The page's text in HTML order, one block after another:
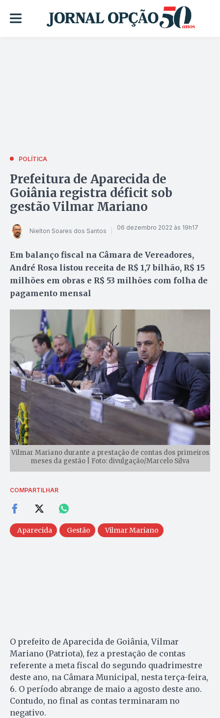
POLÍTICA
Prefeitura de Aparecida de
Goiânia registra déficit sob
gestão Vilmar Mariano
Nielton Soares dos Santos 06 dezembro 2022 às 19h17
Em balanço fiscal na Câmara de Vereadores,
André Rosa listou receita de R$ 1,7 bilhão, R$ 15
milhões em obras e R$ 53 milhões com folha de
pagamento mensal
Vilmar Mariano durante a prestação de contas dos primeiros
meses da gestão | Foto: divulgação/Marcelo Silva
COMPARTILHAR
Aparecida Gestão Vilmar Mariano
O prefeito de Aparecida de Goiânia, Vilmar
Mariano (Patriota), fez a prestação de contas
referente a meta fiscal do segundo quadrimestre
deste ano, na Câmara Municipal, nesta terça-feira,
6. O período abrange de maio a agosto deste ano.
Contudo, no final as contas terminaram no
negativo.